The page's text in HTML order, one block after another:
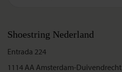
Shoestring Nederland
Entrada 224
1114 AA Amsterdam-Duivendrecht